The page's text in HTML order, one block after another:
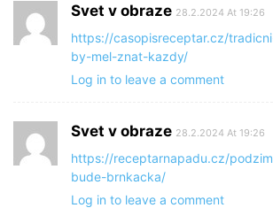
Svet v obraze 28.2.2024 At 19:26
https://casopisreceptar.cz/
by-mel-znat-kazdy/
Log in to leave a comment
Svet v obraze 28.2.2024 At 19:26
https://receptarnapadu.cz/
bude-brnkacka/
Log in to leave a comment